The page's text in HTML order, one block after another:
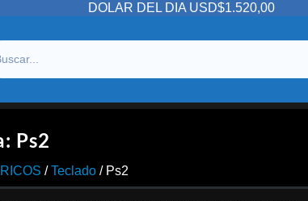
DOLAR DEL DIA USD$1.520,00
Ps2
/Teclado / Ps2